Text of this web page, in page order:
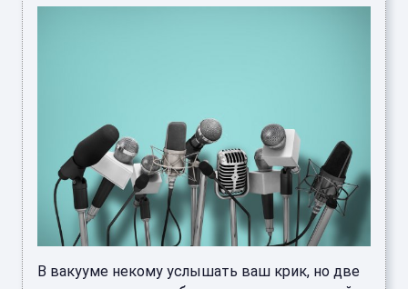
В вакууме некому услышать ваш крик, но две